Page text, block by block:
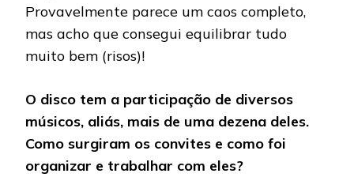
Provavelmente parece um caos completo,
mas acho que consegui equilibrar tudo
muito bem (risos)!
O disco tem a participação de diversos
músicos, aliás, mais de uma dezena deles.
Como surgiram os convites e como foi
organizar e trabalhar com eles?